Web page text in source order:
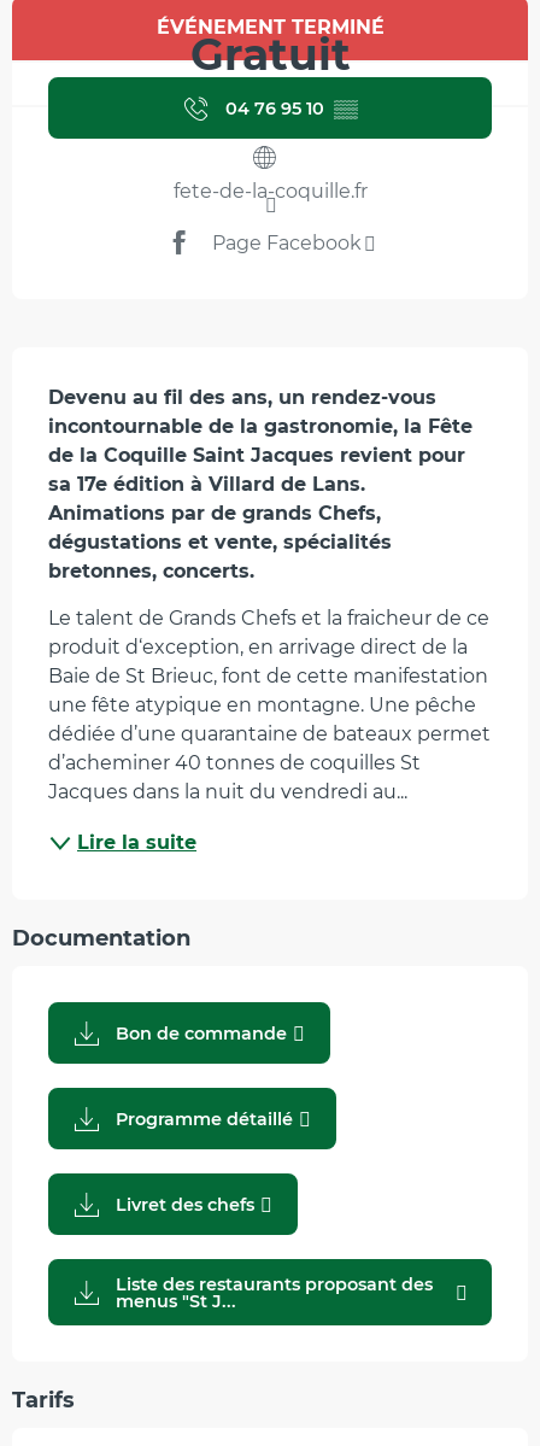
Ouverture et coordonnées
ÉVÉNEMENT TERMINÉ
Gratuit
04 76 95 10 ▒▒
fete-de-la-coquille.fr
Page Facebook
Description
Devenu au fil des ans, un rendez-vous
incontournable de la gastronomie, la Fête
de la Coquille Saint Jacques revient pour
sa 17e édition à Villard de Lans.
Animations par de grands Chefs,
dégustations et vente, spécialités
bretonnes, concerts.
Le talent de Grands Chefs et la fraicheur de ce
produit d‘exception, en arrivage direct de la
Baie de St Brieuc, font de cette manifestation
une fête atypique en montagne. Une pêche
dédiée d’une quarantaine de bateaux permet
d’acheminer 40 tonnes de coquilles St
Jacques dans la nuit du vendredi au...
Lire la suite
Documentation
Bon de commande
Programme détaillé
Livret des chefs
Liste des restaurants proposant des
menus "St J...
Tarifs